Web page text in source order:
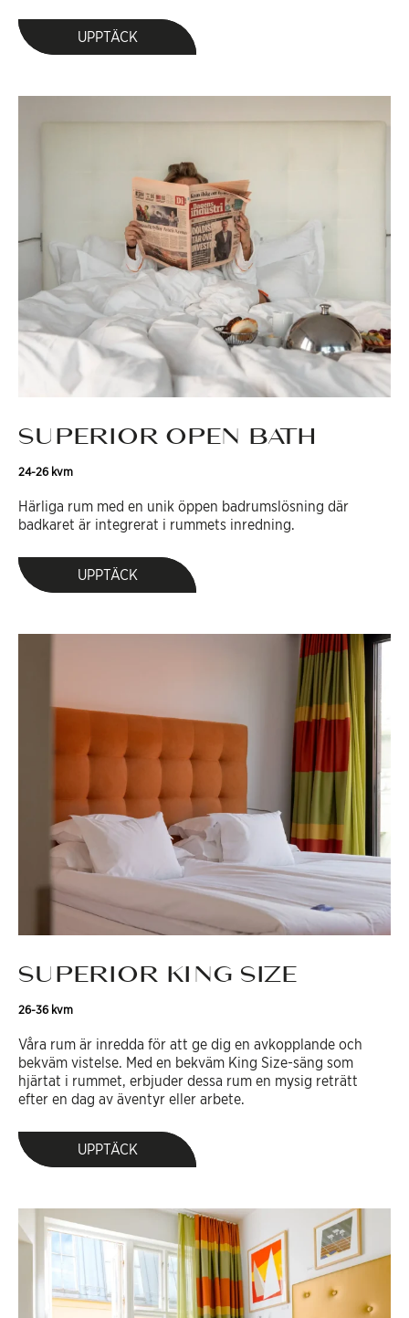
UPPTÄCK
SUPERIOR OPEN BATH
24-26 kvm
Härliga rum med en unik öppen badrumslösning där
badkaret är integrerat i rummets inredning.
UPPTÄCK
SUPERIOR KING SIZE
26-36 kvm
Våra rum är inredda för att ge dig en avkopplande och
bekväm vistelse. Med en bekväm King Size-säng som
hjärtat i rummet, erbjuder dessa rum en mysig reträtt
efter en dag av äventyr eller arbete.
UPPTÄCK